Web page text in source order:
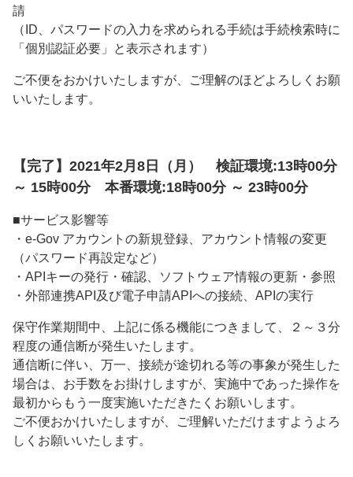
請
（ID、パスワードの入力を求められる手続は手続検索時に
「個別認証必要」と表示されます）
ご不便をおかけいたしますが、ご理解のほどよろしくお願
いいたします。
【完了】2021年2月8日（月） 検証環境:13時00分
～ 15時00分 本番環境:18時00分 ～ 23時00分
■サービス影響等
・e-Gov アカウントの新規登録、アカウント情報の変更
（パスワード再設定など）
・APIキーの発行・確認、ソフトウェア情報の更新・参照
・外部連携API及び電子申請APIへの接続、APIの実行
保守作業期間中、上記に係る機能につきまして、２～３分
程度の通信断が発生いたします。
通信断に伴い、万一、接続が途切れる等の事象が発生した
場合は、お手数をお掛けしますが、実施中であった操作を
最初からもう一度実施いただきたくお願いします。
ご不便おかけいたしますが、ご理解いただけますようよろ
しくお願いいたします。